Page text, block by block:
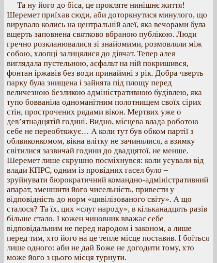
Та ну його до біса, це прокляте нинішнє життя!
Шеремет приїхав сюди, аби доторкнутися минулого, що
вирувало колись на центральній алеї, яка вечорами була
вщерть заповнена святково вбраною публікою. Люди
гречно розкланювалися зі знайомими, розмовляли між
собою, хлопці залицялися до дівчат. Тепер алея
виглядала пустельною, асфальт на ній покришився,
фонтан іржавів без води принаймні з рік. Добра чверть
парку була знищена і зайнята під площу перед
величезною безликою адміністративною будівлею, яка
тупо бовваніла одноманітним полотнищем своїх сірих
стін, прострочених рядами вікон. Мертвих уже о
дев’ятнадцятій годині. Видно, місцева влада роботою
себе не переобтяжує… А коли тут був обком партії з
облвиконкомом, вікна влітку не зачинялися, а взимку
світилися зазвичай години до двадцятої, не менше.
Шеремет лише скрушно посміхнувся: коли усували від
влади КПРС, одним із провідних гасел було –
зруйнувати бюрократичний командно-адміністративний
апарат, зменшити його чисельність, привести у
відповідність до норм «цивілізованого світу». А що
сталося? Та їх, цих «слуг народу», в кільканадцять разів
більше стало. І кожен чиновник вважає себе
відповідальним не перед народом і законом, а лише
перед тим, хто його на це тепле місце поставив. І боїться
лише одного: аби не дай Боже не догодити тому, хто
може його з цього місця турнути.